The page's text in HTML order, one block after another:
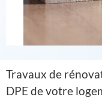
Travaux de
DPE de votre